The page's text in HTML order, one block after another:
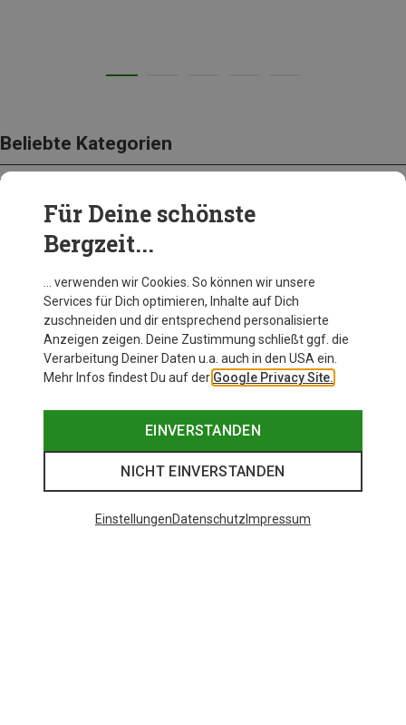
Beliebte Kategorien
BEKLEIDUNG
Für Deine schönste
Bergzeit...
… verwenden wir Cookies. So können wir unsere
Services für Dich optimieren, Inhalte auf Dich
zuschneiden und dir entsprechend personalisierte
Anzeigen zeigen. Deine Zustimmung schließt ggf. die
Verarbeitung Deiner Daten u.a. auch in den USA ein.
Mehr Infos findest Du auf der Google Privacy Site.
EINVERSTANDEN
NICHT EINVERSTANDEN
EinstellungenDatenschutz Impressum